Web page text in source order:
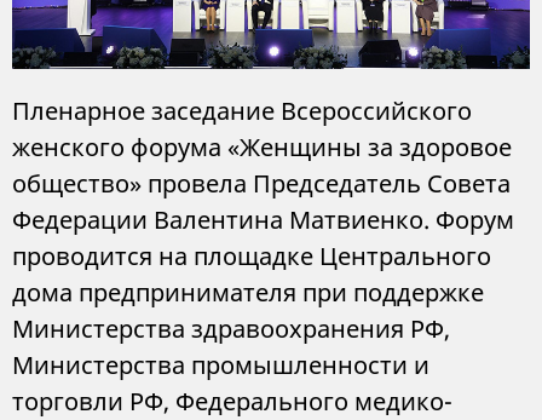
Пленарное заседание Всероссийского
женского форума «Женщины за здоровое
общество» провела Председатель Совета
Федерации Валентина Матвиенко. Форум
проводится на площадке Центрального
дома предпринимателя при поддержке
Министерства здравоохранения РФ,
Министерства промышленности и
торговли РФ, Федерального медико-